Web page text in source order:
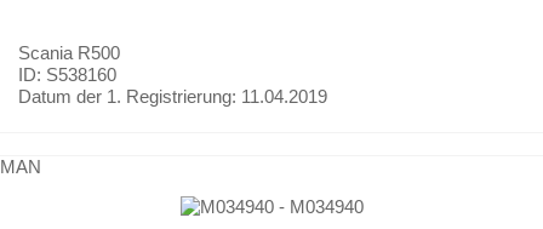
Scania R500
ID: S538160
Datum der 1. Registrierung: 11.04.2019
MAN